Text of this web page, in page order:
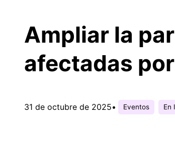
Ampliar la
afectadas
31 de octubre de 2025• Eventos En